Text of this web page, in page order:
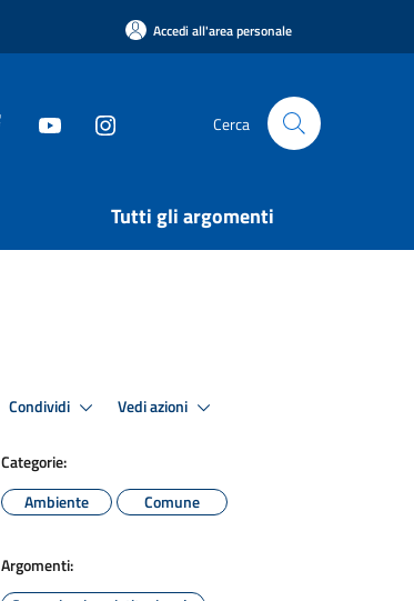
Accedi all'area personale
Cerca
Tutti gli argomenti
Condividi Vedi azioni
Categorie:
Ambiente
Comune
Argomenti: